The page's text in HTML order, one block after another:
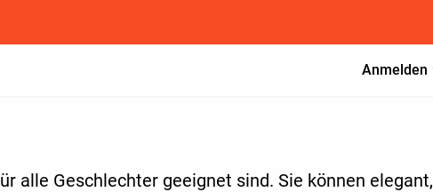
Anmelden
alle Geschlechter geeignet sind. Sie können elegant,